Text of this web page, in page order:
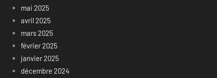
mai 2025
avril 2025
mars 2025
février 2025
janvier 2025
décembre 2024